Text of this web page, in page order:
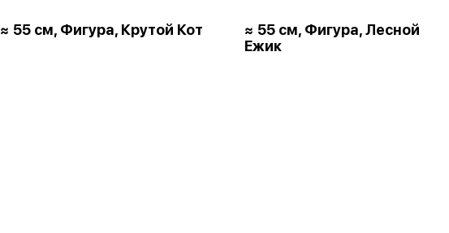
≈ 55 см, Фигура, Крутой Кот
≈ 55 см, Фигура, Лесной
Ежик